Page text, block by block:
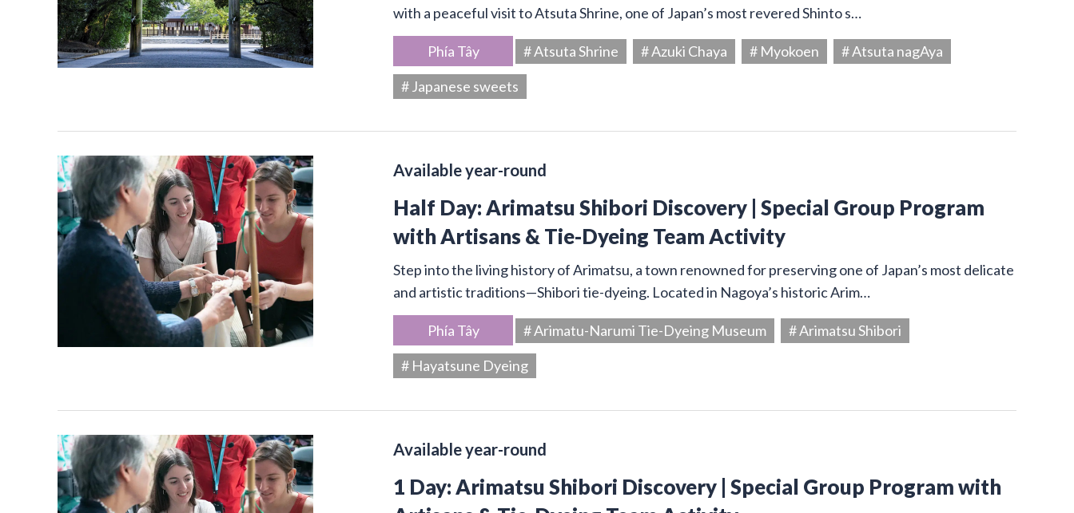
with a peaceful visit to Atsuta Shrine, one of Japan’s most revered Shinto s…
Phía Tây # Atsuta Shrine # Azuki Chaya # Myokoen
# Atsuta nagAya
# Japanese sweets
Available year-round
Half Day: Arimatsu Shibori Discovery | Special Group Program
with Artisans & Tie-Dyeing Team Activity
Step into the living history of Arimatsu, a town renowned for preserving one of Japan’s most delicate
and artistic traditions—Shibori tie-dyeing. Located in Nagoya’s historic Arim…
Phía Tây # Arimatu-Narumi Tie-Dyeing Museum
# Arimatsu Shibori
# Hayatsune Dyeing
Available year-round
1 Day: Arimatsu Shibori Discovery | Special Group Program with